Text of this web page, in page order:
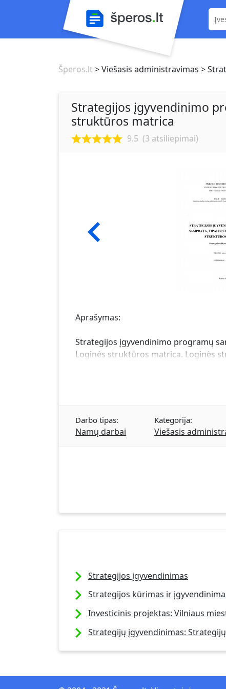
Šperos.lt> Viešasis administravimas >
Strategijos įgyvendinimo
struktūros matrica
9.5 (3 atsiliepimai)
Aprašymas:
Strategijos įgyvendinimo programų
Loginės struktūros matrica. Loginės
Darbo tipas:
Namų darbai
Kategorija:
Viešasis
Strategijos įgyvendinimas
Strategijos kūrimas ir
Investicinis projektas: Vilniaus
Strategijų įgyvendinimas: